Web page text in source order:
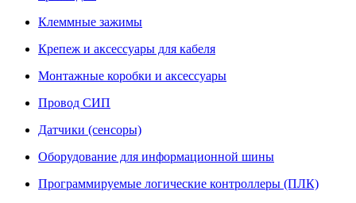
Клеммные зажимы
Крепеж и аксессуары для кабеля
Монтажные коробки и аксессуары
Провод СИП
Датчики (сенсоры)
Оборудование для информационной шины
Программируемые логические контроллеры (ПЛК)